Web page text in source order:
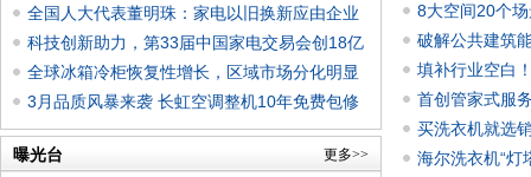
全国人大代表董明珠：家电以旧换新应由企业
来“科技创新助力，第33届中国家电交易会创18亿
成交全球冰箱冷柜恢复性增长，区域市场分化明显
3月品质风暴来袭 长虹空调整机10年免费包修
底气
更多>>
曝光台
8大空间20个
破解公共建筑
填补行业空白
首创管家式服
买洗衣机就选
海尔洗衣机“灯